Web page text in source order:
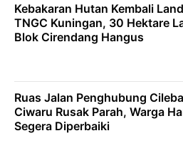
Kebakaran Hutan Kembali
TNGC Kuningan, 30 Hektare
Blok Cirendang Hangus
Ruas Jalan Penghubung
Ciwaru Rusak Parah, Warga
Segera Diperbaiki